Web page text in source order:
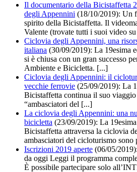
Il documentario della Bicistaffetta
degli Appennini (18/10/2019): Un
spirito della Bicistaffetta. Il
Valente (trovate tutti i suoi video
Ciclovia degli Appennini, una
italiana (30/09/2019): La 19esima
si è chiusa con un gran successo
Ambiente e Bicicletta. [...]
Ciclovia degli Appennini: il
vecchie ferrovie (25/09/2019): La
Bicistaffetta continua il suo
“ambasciatori del [...]
La ciclovia degli Appennini: una
bicicletta (23/09/2019): La
Bicistaffetta attraversa la ciclovia
ambasciatori del cicloturismo
Iscrizioni 2019 aperte (06/05/
da oggi Leggi il programma
È possibile partecipare solo